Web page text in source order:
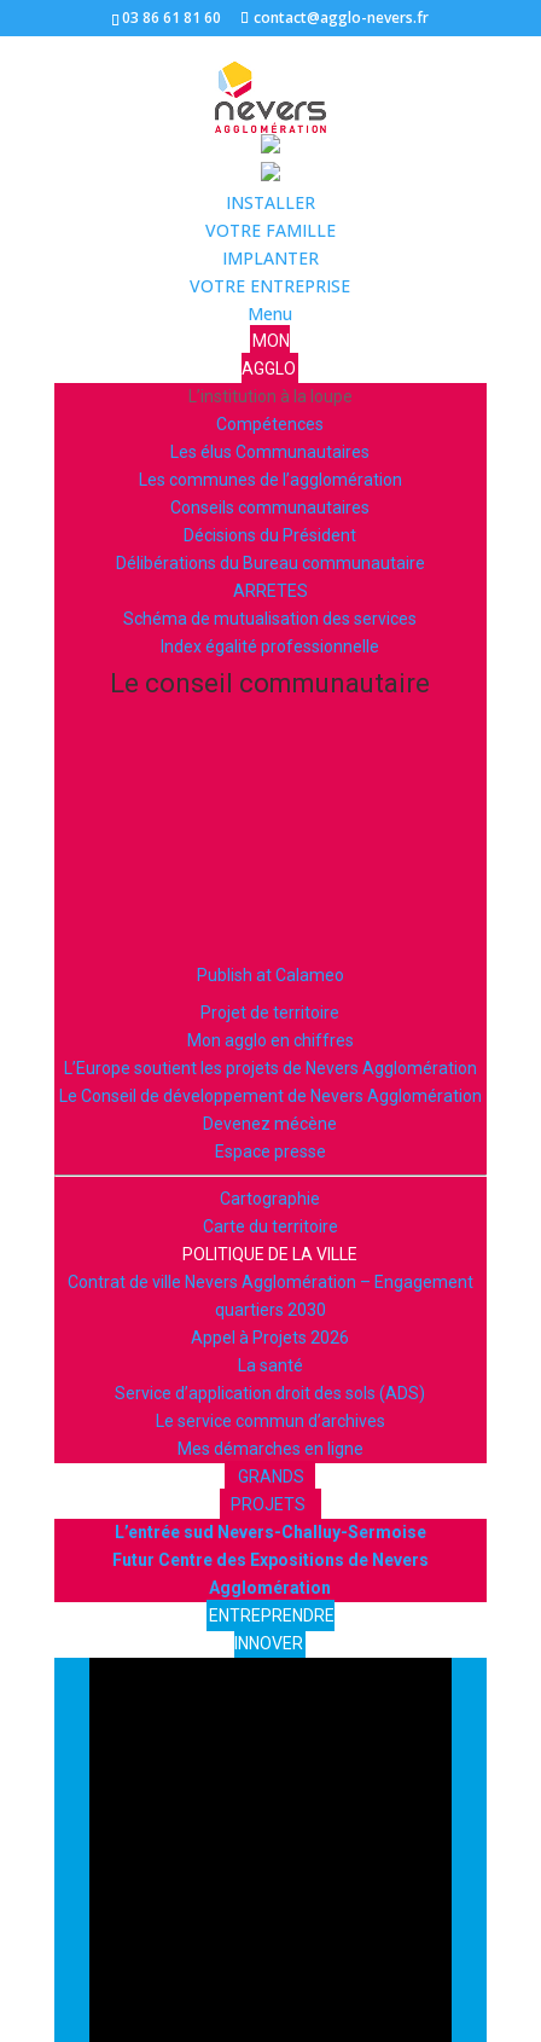
03 86 61 81 60 contact@agglo-nevers.fr
INSTALLER
VOTRE FAMILLE
IMPLANTER
VOTRE ENTREPRISE
Menu
MON
AGGLO
L’institution à la loupe
Compétences
Les élus Communautaires
Les communes de l’agglomération
Conseils communautaires
Décisions du Président
Délibérations du Bureau communautaire
ARRETES
Schéma de mutualisation des services
Index égalité professionnelle
Le conseil communautaire
Publish at Calameo
Projet de territoire
Mon agglo en chiffres
L’Europe soutient les projets de Nevers Agglomération
Le Conseil de développement de Nevers Agglomération
Devenez mécène
Espace presse
Cartographie
Carte du territoire
POLITIQUE DE LA VILLE
Contrat de ville Nevers Agglomération – Engagement
quartiers 2030
Appel à Projets 2026
La santé
Service d’application droit des sols (ADS)
Le service commun d’archives
Mes démarches en ligne
GRANDS
PROJETS
L’entrée sud Nevers-Challuy-Sermoise
Futur Centre des Expositions de Nevers
Agglomération
ENTREPRENDRE
INNOVER